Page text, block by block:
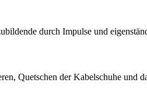
durch Impulse und
Quetschen der Kabelschuhe und